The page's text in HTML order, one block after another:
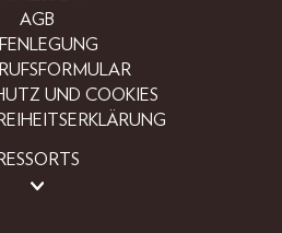
AGB
UND COOKIES